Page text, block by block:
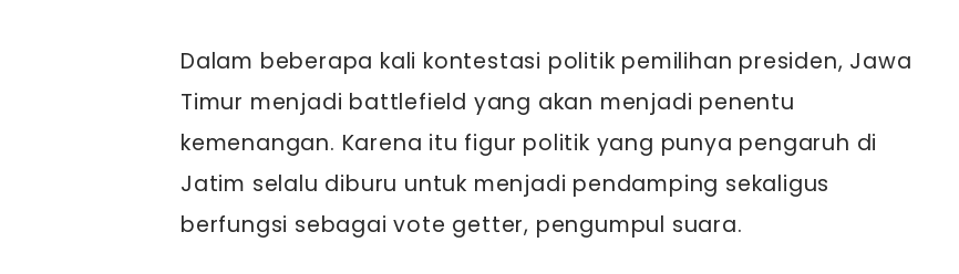
Dalam beberapa kali kontestasi politik pemilihan presiden, Jawa
Timur menjadi battlefield yang akan menjadi penentu
kemenangan. Karena itu figur politik yang punya pengaruh di
Jatim selalu diburu untuk menjadi pendamping sekaligus
berfungsi sebagai vote getter, pengumpul suara.